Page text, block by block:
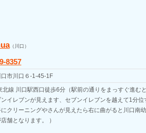
（川口）
8357
市川口６-1-45-1F
北線 川口駅西口徒歩6分（駅前の通りをまっすぐ進む
イレブンが見えます、セブンイレブンを越えて1分位
クリーニングやさんが見えたら右に曲がると川口南
舗となります。 ）